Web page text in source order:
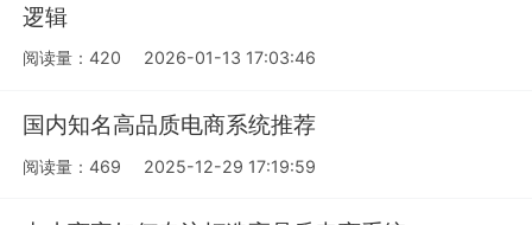
逻辑
阅读量：420 2026-01-13 17:03:46
国内知名高品质电商系统推荐
阅读量：469 2025-12-29 17:19:59